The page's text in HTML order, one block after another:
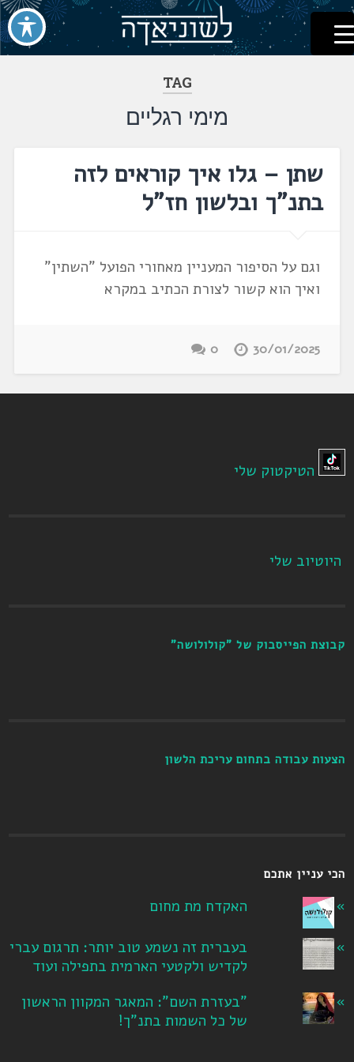
דלג
לתוכן
לשוניאדה
עברית. לשון. שפה
TAG
מימי רגליים
שתן – גלו איך קוראים לזה
בתנ"ך ובלשון חז"ל
וגם על הסיפור המעניין מאחורי הפועל "השתין"
ואיך הוא קשור לצורת הכתיב במקרא
30/01/2025
0
הטיקטוק שלי
היוטיוב שלי
קבוצת הפייסבוק של "קולולושה"
הצעות עבודה בתחום עריכת הלשון
הכי עניין אתכם
האקדח מת מחום
בעברית זה נשמע טוב יותר: תרגום עברי
לקדיש ולקטעי הארמית בתפילה ועוד
"בעזרת השם": המאגר המקוון הראשון
של כל השמות בתנ"ך!